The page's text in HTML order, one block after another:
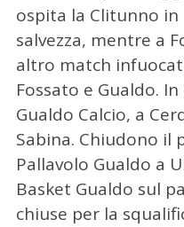
ospita la Clitunno
salvezza, mentre a
altro match
Fossato e Gualdo.
Gualdo Calcio, a
Sabina. Chiudono il
Pallavolo Gualdo a
Basket Gualdo sul
chiuse per la